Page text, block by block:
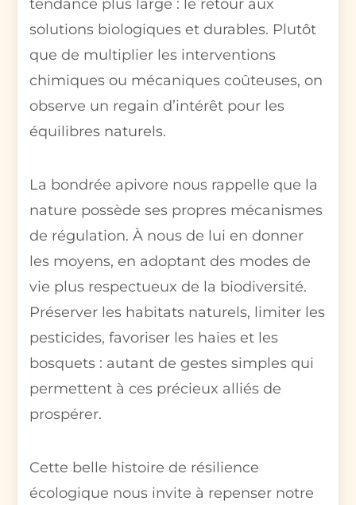
tendance plus large : le retour aux
solutions biologiques et durables. Plutôt
que de multiplier les interventions
chimiques ou mécaniques coûteuses, on
observe un regain d’intérêt pour les
équilibres naturels.
La bondrée apivore nous rappelle que la
nature possède ses propres mécanismes
de régulation. À nous de lui en donner
les moyens, en adoptant des modes de
vie plus respectueux de la biodiversité.
Préserver les habitats naturels, limiter les
pesticides, favoriser les haies et les
bosquets : autant de gestes simples qui
permettent à ces précieux alliés de
prospérer.
Cette belle histoire de résilience
écologique nous invite à repenser notre